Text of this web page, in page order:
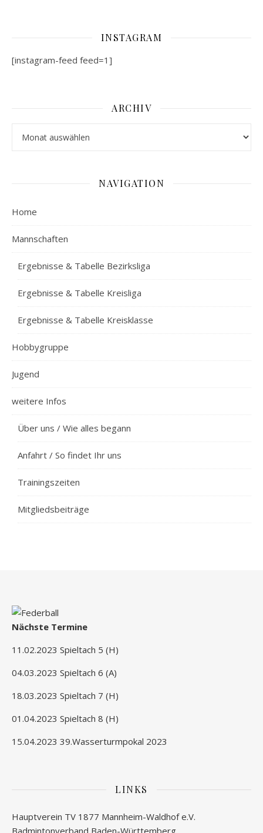
INSTAGRAM
[instagram-feed feed=1]
ARCHIV
NAVIGATION
Home
Mannschaften
Ergebnisse & Tabelle Bezirksliga
Ergebnisse & Tabelle Kreisliga
Ergebnisse & Tabelle Kreisklasse
Hobbygruppe
Jugend
weitere Infos
Über uns / Wie alles begann
Anfahrt / So findet Ihr uns
Trainingszeiten
Mitgliedsbeiträge
Nächste Termine
11.02.2023 Spieltach 5 (H)
04.03.2023 Spieltach 6 (A)
18.03.2023 Spieltach 7 (H)
01.04.2023 Spieltach 8 (H)
15.04.2023 39.Wasserturmpokal 2023
LINKS
Hauptverein TV 1877 Mannheim-Waldhof e.V.
Badmintonverband Baden-Württemberg